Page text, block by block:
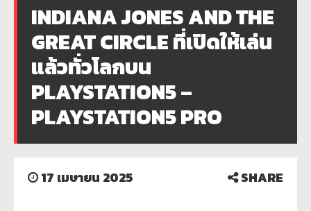
INDIANA JONES AND THE
GREAT CIRCLE ที่เปิดให้เล่น
แล้วทั่วโลกบน
PLAYSTATION5 –
PLAYSTATION5 PRO
17 เมษายน 2025 SHARE